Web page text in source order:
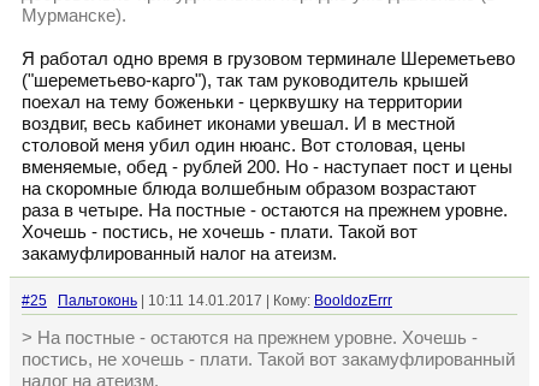
Мурманске).
Я работал одно время в грузовом терминале Шереметьево
("шереметьево-карго"), так там руководитель крышей
поехал на тему боженьки - церквушку на территории
воздвиг, весь кабинет иконами увешал. И в местной
столовой меня убил один нюанс. Вот столовая, цены
вменяемые, обед - рублей 200. Но - наступает пост и цены
на скоромные блюда волшебным образом возрастают
раза в четыре. На постные - остаются на прежнем уровне.
Хочешь - постись, не хочешь - плати. Такой вот
закамуфлированный налог на атеизм.
#25 Пальтоконь | 10:11 14.01.2017 | Кому: BooldozErrr
> На постные - остаются на прежнем уровне. Хочешь -
постись, не хочешь - плати. Такой вот закамуфлированный
налог на атеизм.